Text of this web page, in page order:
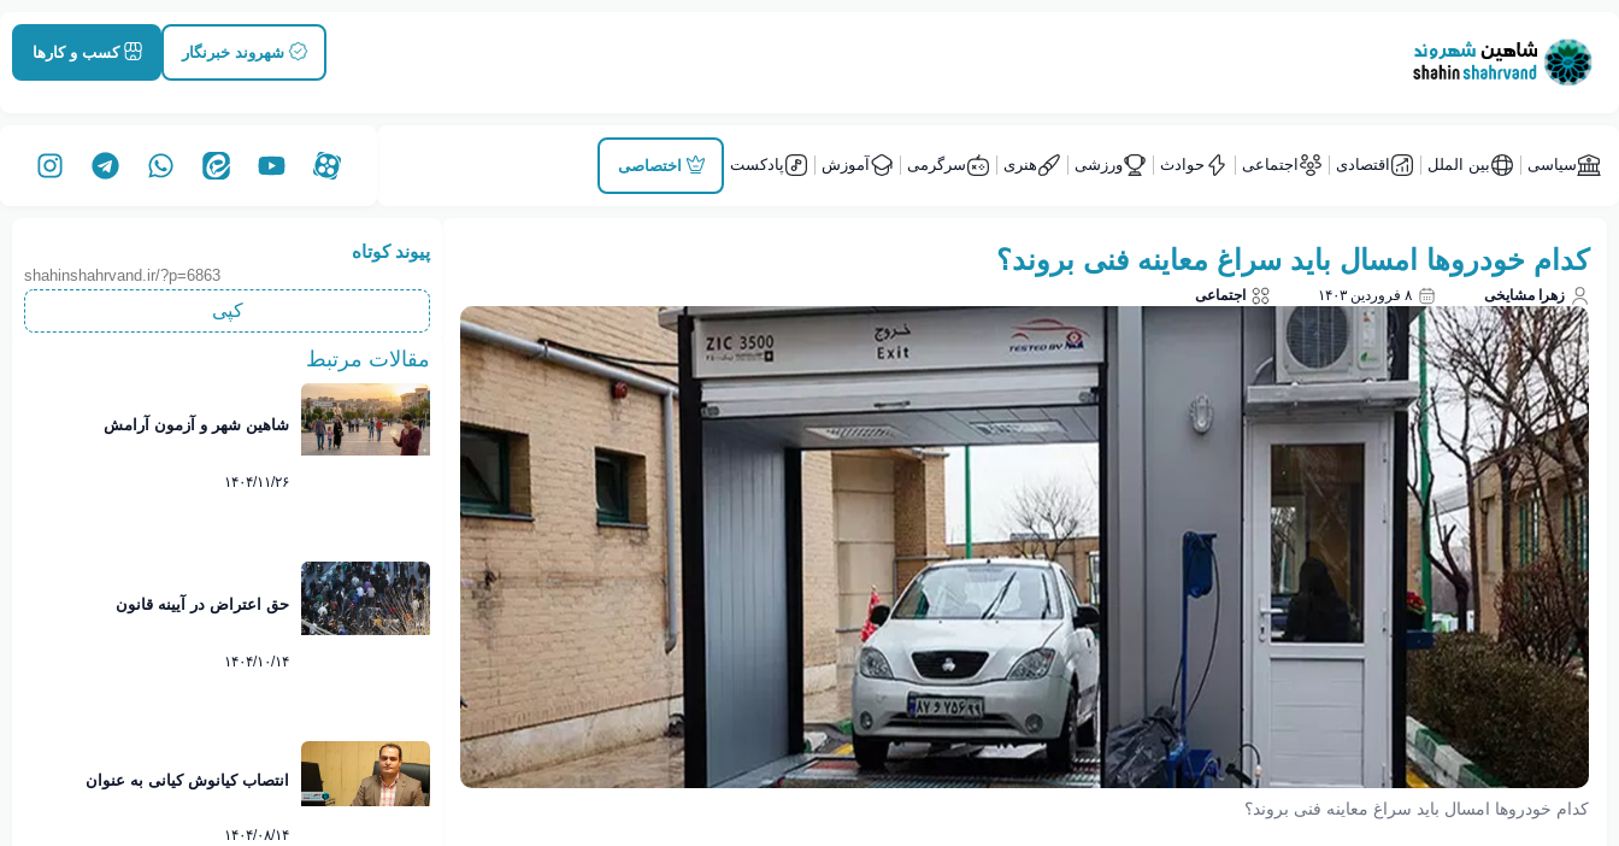
کسب و کارها شهروند خبرنگار
سیاسی بین الملل اقتصادی اجتماعی حوادث ورزشی هنری سرگرمی آموزش پادکست اختصاصی
کدام خودروها امسال باید سراغ معاینه فنی بروند؟
زهرا مشایخی ۸ فروردین ۱۴۰۳ اجتماعی
کدام خودروها امسال باید سراغ معاینه فنی بروند؟
پیوند کوتاه
shahinshahrvand.ir/?p=6863
کپی
مقالات مرتبط
شاهین شهر و آزمون آرامش
۱۴۰۴/۱۱/۲۶
حق اعتراض در آیینه قانون
۱۴۰۴/۱۰/۱۴
انتصاب کیانوش کیانی به عنوان
۱۴۰۴/۰۸/۱۴